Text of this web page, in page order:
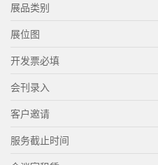
展品类别
展位图
开发票必填
会刊录入
客户邀请
服务截止时间